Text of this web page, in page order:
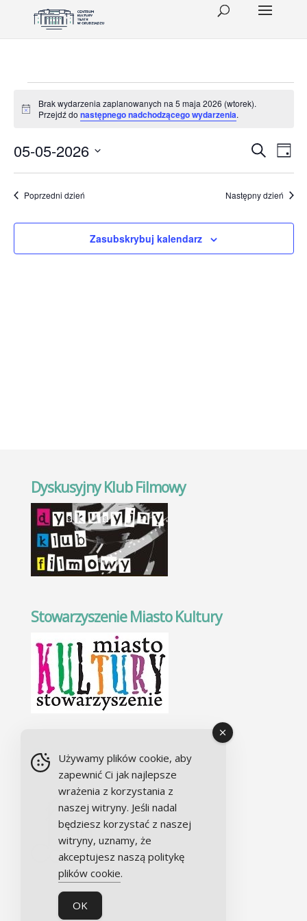
Wydarzenia
for
5
maja
(wtorek)
Powiadomienie
Brak wydarzenia zaplanowanych na 5 maja 2026 (wtorek).
Przejdź donastępnego nadchodzącego wydarzenia.
po
i
SzukajDzień
05-05-2026
Poprzedni dzień Następny dzień
Zasubskrybuj kalendarz
Dyskusyjny Klub Filmowy
Stowarzyszenie Miasto Kultury
Chór Alla camera
Używamy plików cookie, aby
zapewnić Ci jak najlepsze
wrażenia z korzystania z
naszej witryny. Jeśli nadal
będziesz korzystać z naszej
witryny, uznamy, że
akceptujesz naszą politykę
plików cookie.
OK